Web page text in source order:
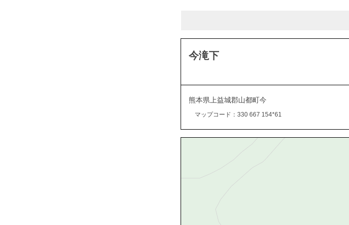
今滝下
熊本県上益城郡山都町今
マップコード：330 667 154*61